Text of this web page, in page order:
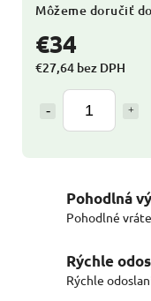
€34
€27,64 bez DPH
Môžeme doručiť
Pohodlná
Pohodlné
Rýchle
Rýchle